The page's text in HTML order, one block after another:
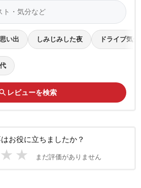
い出 しみじみした夜 ドライブ気分
レビューを検索
お役に立ちましたか？
★ ★ まだ評価がありません